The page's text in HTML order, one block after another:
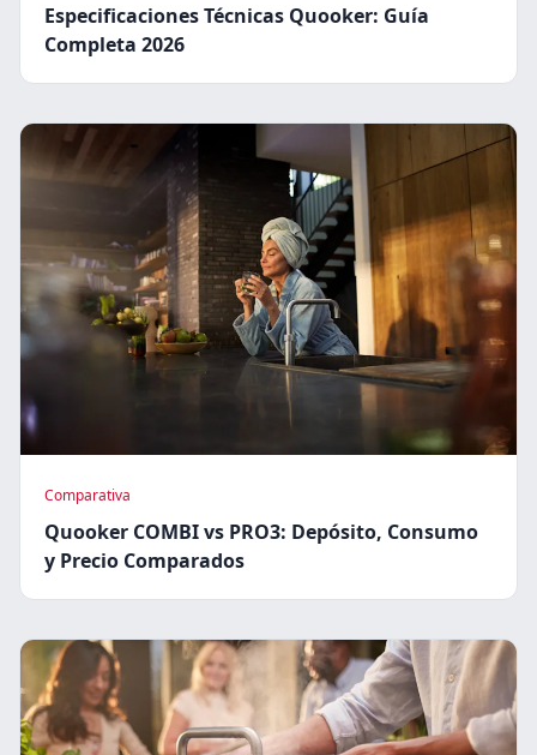
Especificaciones Técnicas Quooker: Guía
Completa 2026
Comparativa
Quooker COMBI vs PRO3: Depósito, Consumo
y Precio Comparados